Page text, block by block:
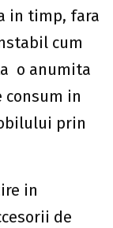
in timp, fara
cum
o anumita
in
prin
in
de